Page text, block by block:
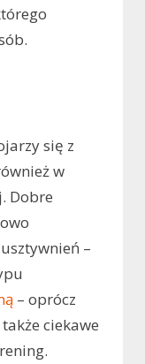
się z
w
Dobre
–
– oprócz
ciekawe